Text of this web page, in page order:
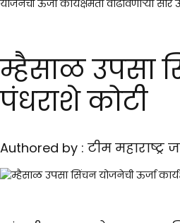
योजनेची ऊर्जा कार्यक्षमता वाढविणाऱ्या
म्हैसाळ उपसा
पंधराशे कोटी
Authored by : टीम महाराष्ट्र